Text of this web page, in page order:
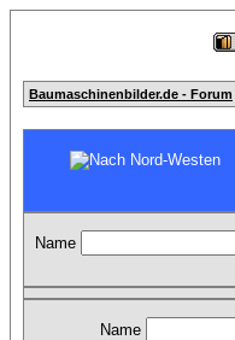
Baumaschinenbilder.de - Forum
Name
Name